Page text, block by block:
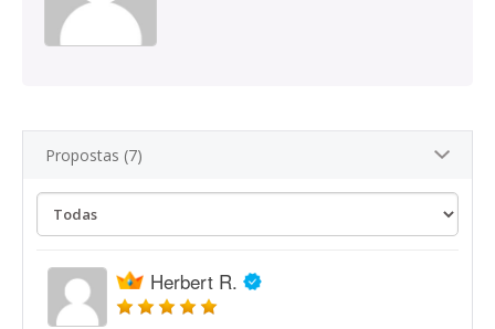
Propostas (7)
Herbert R.